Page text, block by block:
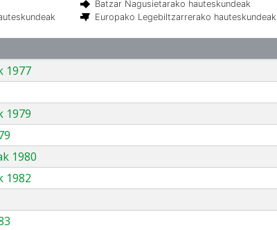
Batzar Nagusietarako hauteskundeak
Europako Legebiltzarrerako hauteskundeak
1977
1979
1980
1982